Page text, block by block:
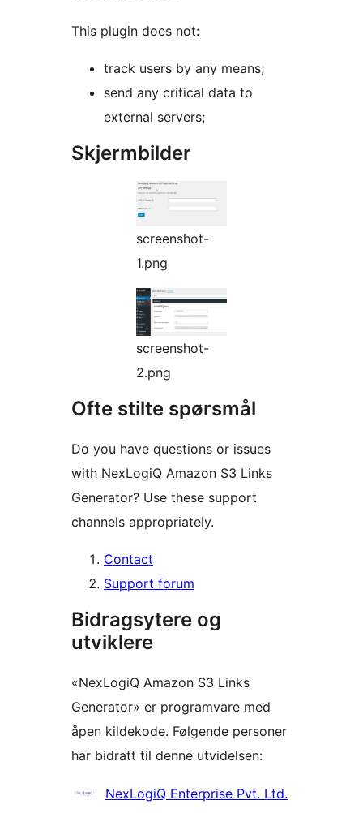
This plugin does not:
track users by any means;
send any critical data to
external servers;
Skjermbilder
screenshot-
1.png
screenshot-
2.png
Ofte stilte spørsmål
Do you have questions or issues
with NexLogiQ Amazon S3 Links
Generator? Use these support
channels appropriately.
Contact
Support forum
Bidragsytere og
utviklere
«NexLogiQ Amazon S3 Links
Generator» er programvare med
åpen kildekode. Følgende personer
har bidratt til denne utvidelsen:
Bidragsytere
NexLogiQ Enterprise Pvt. Ltd.